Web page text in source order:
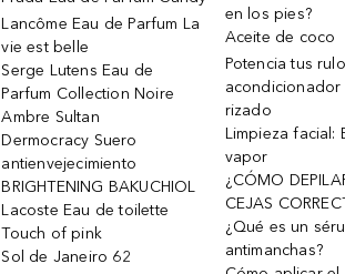
Lancôme Eau de Parfum La
vie est belle
Serge Lutens Eau de
Parfum Collection Noire
Ambre Sultan
Dermocracy Suero
antienvejecimiento
BRIGHTENING BAKUCHIOL
Lacoste Eau de toilette
Touch of pink
Sol de Janeiro 62
en los pies?
Aceite de coco
Potencia tus
rizado
Limpieza facial:
vapor
¿CÓMO
CEJAS
¿Qué es un
antimanchas?